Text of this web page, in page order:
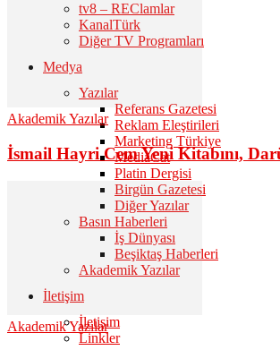
tv8 – REClamlar
KanalTürk
Diğer TV Programları
Medya
Yazılar
Referans Gazetesi
Reklam Eleştirileri
Marketing Türkiye
MediaCat
Platin Dergisi
Birgün Gazetesi
Diğer Yazılar
Basın Haberleri
İş Dünyası
Beşiktaş Haberleri
Akademik Yazılar
İletişim
İletişim
Linkler
Akademik Yazılar
İsmail Hayri Cem Yeni Kitabını,
Akademik Yazılar